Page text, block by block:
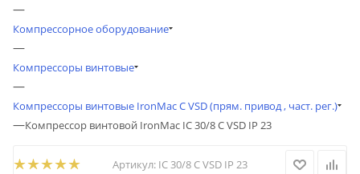
—
Компрессорное оборудование
—
Компрессоры винтовые
—
Компрессоры винтовые IronMac C VSD (прям. привод , част. рег.)
—Компрессор винтовой IronMac IC 30/8 C VSD IP 23
Артикул: IC 30/8 C VSD IP 23